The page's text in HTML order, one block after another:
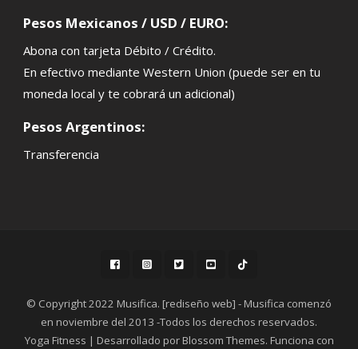
Pesos Mexicanos / USD / EURO:
Abona con tarjeta Débito / Crédito.
En efectivo mediante Western Union (puede ser en tu
moneda local y te cobrará un adicional)
Pesos Argentinos:
Transferencia
© Copyright 2022 Musifica. [rediseño web] - Musifica comenzó
en noviembre del 2013 -Todos los derechos reservados.
Yoga Fitness | Desarrollado porBlossom Themes. Funciona con